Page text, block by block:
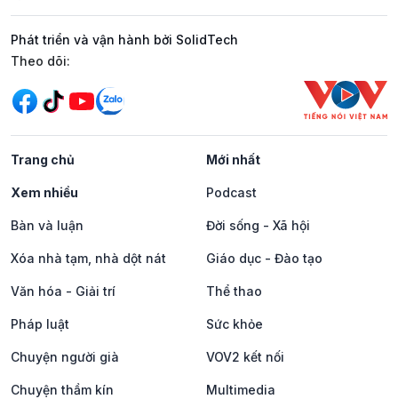
Phát triển và vận hành bởi SolidTech
Mạng xã hội
Theo dõi:
Trang chủ Mới nhất
Xem nhiều Podcast
Bàn và luận Đời sống - Xã hội
Xóa nhà tạm, nhà dột nát Giáo dục - Đào tạo
Văn hóa - Giải trí Thể thao
Pháp luật Sức khỏe
Chuyện người già VOV2 kết nối
Chuyện thầm kín Multimedia